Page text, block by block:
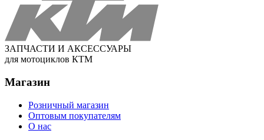
ЗАПЧАСТИ И АКСЕССУАРЫ
для мотоциклов КТМ
Магазин
Розничный магазин
Оптовым покупателям
О нас